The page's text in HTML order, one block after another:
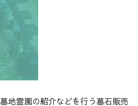
地霊園の紹介などを行う墓石販売